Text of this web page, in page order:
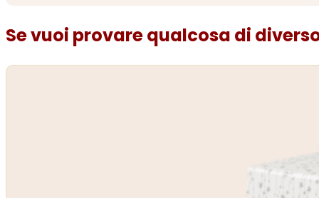
Se vuoi provare qualcosa di